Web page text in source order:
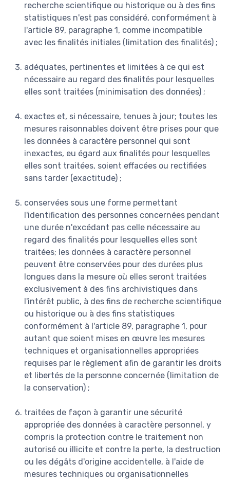
recherche scientifique ou historique ou à des fins
statistiques n'est pas considéré, conformément à
l'article 89, paragraphe 1, comme incompatible
avec les finalités initiales (limitation des finalités) ;
adéquates, pertinentes et limitées à ce qui est
nécessaire au regard des finalités pour lesquelles
elles sont traitées (minimisation des données) ;
exactes et, si nécessaire, tenues à jour; toutes les
mesures raisonnables doivent être prises pour que
les données à caractère personnel qui sont
inexactes, eu égard aux finalités pour lesquelles
elles sont traitées, soient effacées ou rectifiées
sans tarder (exactitude) ;
conservées sous une forme permettant
l'identification des personnes concernées pendant
une durée n'excédant pas celle nécessaire au
regard des finalités pour lesquelles elles sont
traitées; les données à caractère personnel
peuvent être conservées pour des durées plus
longues dans la mesure où elles seront traitées
exclusivement à des fins archivistiques dans
l'intérêt public, à des fins de recherche scientifique
ou historique ou à des fins statistiques
conformément à l'article 89, paragraphe 1, pour
autant que soient mises en œuvre les mesures
techniques et organisationnelles appropriées
requises par le règlement afin de garantir les droits
et libertés de la personne concernée (limitation de
la conservation) ;
traitées de façon à garantir une sécurité
appropriée des données à caractère personnel, y
compris la protection contre le traitement non
autorisé ou illicite et contre la perte, la destruction
ou les dégâts d'origine accidentelle, à l'aide de
mesures techniques ou organisationnelles